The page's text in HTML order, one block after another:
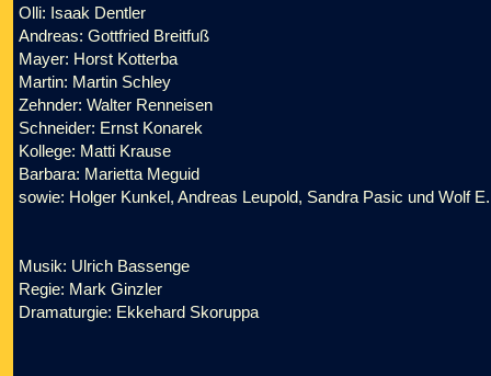
Olli: Isaak Dentler
Andreas: Gottfried Breitfuß
Mayer: Horst Kotterba
Martin: Martin Schley
Zehnder: Walter Renneisen
Schneider: Ernst Konarek
Kollege: Matti Krause
Barbara: Marietta Meguid
sowie: Holger Kunkel, Andreas Leupold, Sandra Pasic und Wolf
Musik: Ulrich Bassenge
Regie: Mark Ginzler
Dramaturgie: Ekkehard Skoruppa